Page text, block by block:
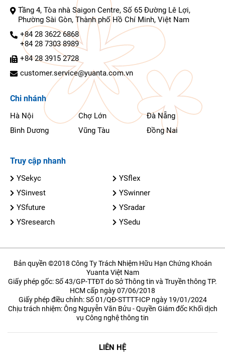
Tầng 4, Tòa nhà Saigon Centre, Số 65 Đường Lê Lợi,
Phường Sài Gòn, Thành phố Hồ Chí Minh, Việt Nam
+84 28 3622 6868
+84 28 7303 8989
+84 28 3915 2728
customer.service@yuanta.com.vn
Chi nhánh
Hà Nội Chợ Lớn
Đà Nẵng
Bình Dương
Vũng Tàu Đồng Nai
Truy cập nhanh
YSekyc
YSflex
YSinvest
YSwinner
YSfuture
YSradar
YSresearch
YSedu
Bản quyền ©2018 Công Ty Trách Nhiệm Hữu Hạn Chứng Khoán
Yuanta Việt Nam
Giấy phép gốc: Số 43/GP-TTĐT do Sở Thông tin và Truyền thông TP.
HCM cấp ngày 07/06/2018
Giấy phép điều chỉnh: Số 01/QĐ-STTTT-ICP ngày 19/01/2024
Chịu trách nhiệm: Ông Nguyễn Văn Bửu - Quyền Giám đốc Khối dịch
vụ Công nghệ thông tin
LIÊN HỆ